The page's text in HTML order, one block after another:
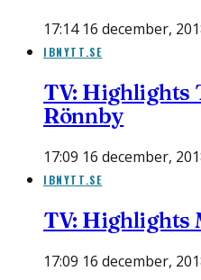
17:14 16 december,
IBNYTT.SE
TV: Highlights
Rönnby
17:09 16 december,
IBNYTT.SE
TV: Highlights
17:09 16 december,